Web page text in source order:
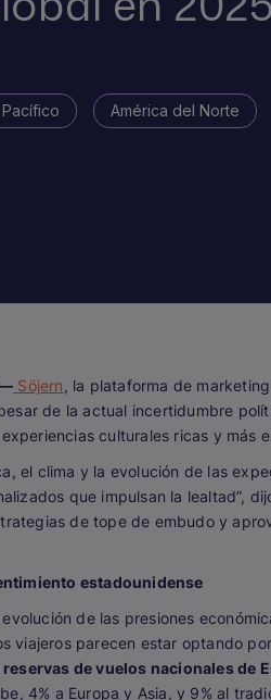
Pacífico América del Norte
— Söjern , la plataforma de
de la actual incertidumbre
culturales ricas y más
el clima y la evolución de las
que impulsan la lealtad”,
de tope de embudo y
estadounidense
de las presiones
viajeros parecen estar optando
reservas de vuelos nacionales de
4% a Europa y Asia, y 9% al